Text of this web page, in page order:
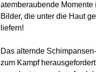
atemberaubende
Bilder, die unter die Haut
liefern!
Das alternde
zum Kampf